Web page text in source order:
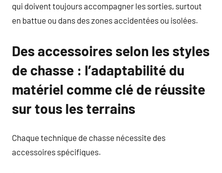
qui doivent toujours accompagner les sorties, surtout
en battue ou dans des zones accidentées ou isolées.
Des accessoires selon les styles
de chasse : l’adaptabilité du
matériel comme clé de réussite
sur tous les terrains
Chaque technique de chasse nécessite des
accessoires spécifiques.